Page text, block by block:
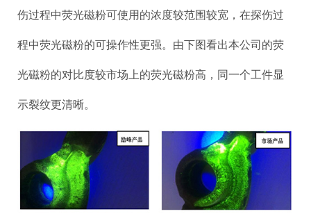
伤过程中荧光磁粉可使用的浓度较范围较宽，在探伤过
程中荧光磁粉的可操作性更强。由下图看出本公司的荧
光磁粉的对比度较市场上的荧光磁粉高，同一个工件显
示裂纹更清晰。